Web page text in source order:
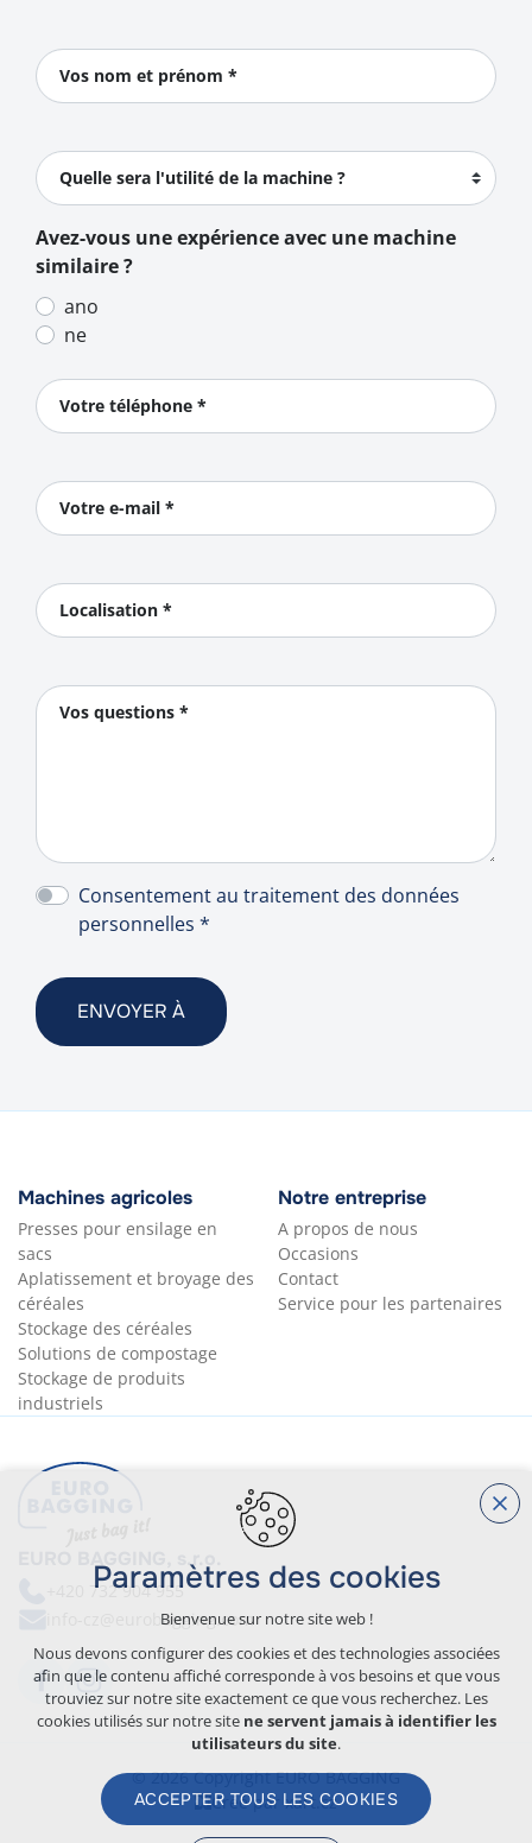
Vos nom et prénom *
Quelle sera l'utilité de la machine ?
Avez-vous une expérience avec une machine
similaire ?
ano
ne
Votre téléphone *
Votre e-mail *
Localisation *
Vos questions *
Consentement au traitement des données
personnelles *
EURO BAGGING, s.r.o.
+420 732 904 955
info-cz@eurobagging.com
Machines agricoles
Presses pour ensilage en
sacs
Aplatissement et broyage des
céréales
Stockage des céréales
Solutions de compostage
Stockage de produits
industriels
Notre entreprise
A propos de nous
Occasions
Contact
Service pour les partenaires
© 2026 Copyright EURO BAGGING
Créé par xart.cz
Paramètres des cookies
Bienvenue sur notre site web !
Nous devons configurer des cookies et des technologies associées
afin que le contenu affiché corresponde à vos besoins et que vous
trouviez sur notre site exactement ce que vous recherchez. Les
cookies utilisés sur notre site ne servent jamais à identifier les
utilisateurs du site.
ACCEPTER TOUS LES COOKIES